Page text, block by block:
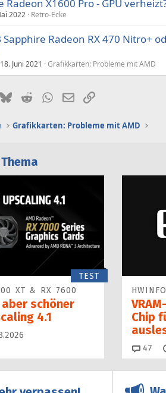
Radeon X1600 Pro - GPU
2022 Retro-Ecke
Sapphire Radeon RX 470 Nitro+
18. Juni 2021 Grafikkarten: Probleme mit AMD
(Twitter)
BlueskyRedditWhatsApp
E-MailLink
Grafikkarten: Probleme mit AMD
TEST
XT & RX 7600
schöner
4.1
Chip
47